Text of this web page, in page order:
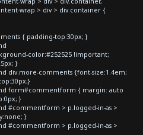
wrap > div > div.container {
{ padding-top:30px; }
color:#252525 !important;
}
div.more-comments {font-size:1.4em;
form#commentform { margin: auto
}
#commentform > p.logged-in-as >
}
#commentform > p.logged-in-as >